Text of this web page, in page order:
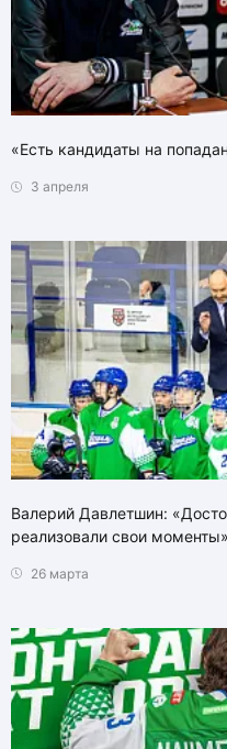
«Есть кандидаты на
3 апреля
Валерий Давлетшин:
реализовали свои моменты»
26 марта